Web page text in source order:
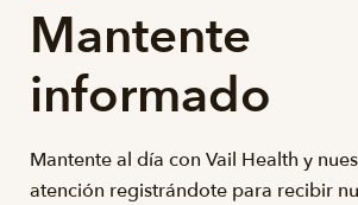
Mantente
informado
Mantente al día con Vail Health y
atención registrándote para recibir